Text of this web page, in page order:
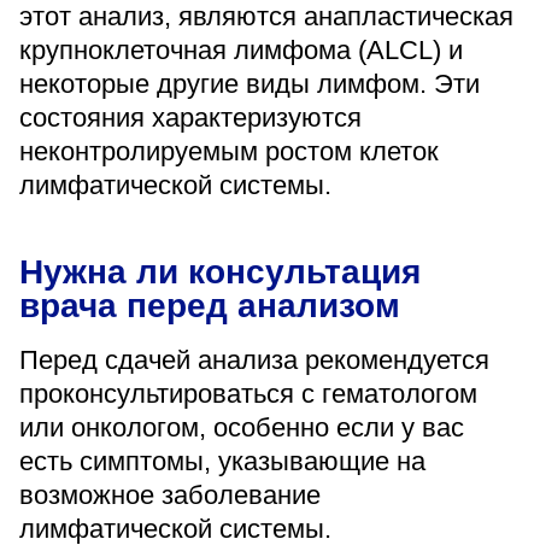
этот анализ, являются анапластическая
крупноклеточная лимфома (ALCL) и
некоторые другие виды лимфом. Эти
состояния характеризуются
неконтролируемым ростом клеток
лимфатической системы.
Нужна ли консультация
врача перед анализом
Перед сдачей анализа рекомендуется
проконсультироваться с гематологом
или онкологом, особенно если у вас
есть симптомы, указывающие на
возможное заболевание
лимфатической системы.